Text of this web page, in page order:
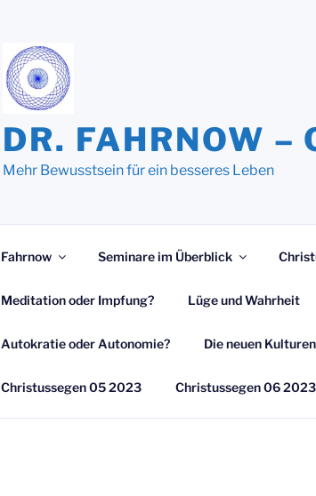
DR. FAHRNOW –
Mehr Bewusstsein für ein besseres Leben
Fahrnow Seminare im Überblick
Meditation oder Impfung? Lüge und Wahrheit
Autokratie oder Autonomie? Die neuen
Christussegen 05 2023 Christussegen 06 2023